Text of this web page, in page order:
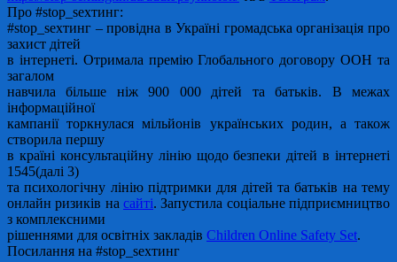
Про #stop_sexтинг:
#stop_sexтинг – провідна в Україні громадська організація про
захист дітей
в інтернеті. Отримала премію Глобального договору ООН та
загалом
навчила більше ніж 900 000 дітей та батьків. В межах
інформаційної
кампанії торкнулася мільйонів українських родин, а також
створила першу
в країні консультаційну лінію щодо безпеки дітей в інтернеті
1545(далі 3)
та психологічну лінію підтримки для дітей та батьків на тему
онлайн ризиків на сайті. Запустила соціальне підприємництво
з комплексними
рішеннями для освітніх закладів Children Online Safety Set.
Посилання на #stop_sexтинг